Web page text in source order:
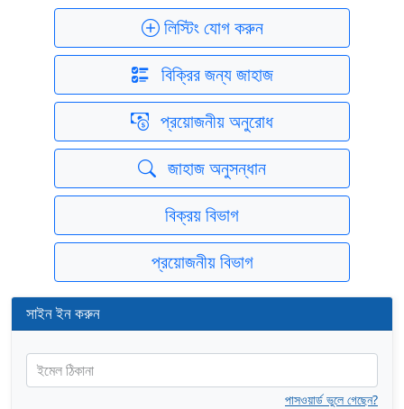
লিস্টিং যোগ করুন
বিক্রির জন্য জাহাজ
প্রয়োজনীয় অনুরোধ
জাহাজ অনুসন্ধান
বিক্রয় বিভাগ
প্রয়োজনীয় বিভাগ
সাইন ইন করুন
ইমেল ঠিকানা
পাসওয়ার্ড ভুলে গেছেন?